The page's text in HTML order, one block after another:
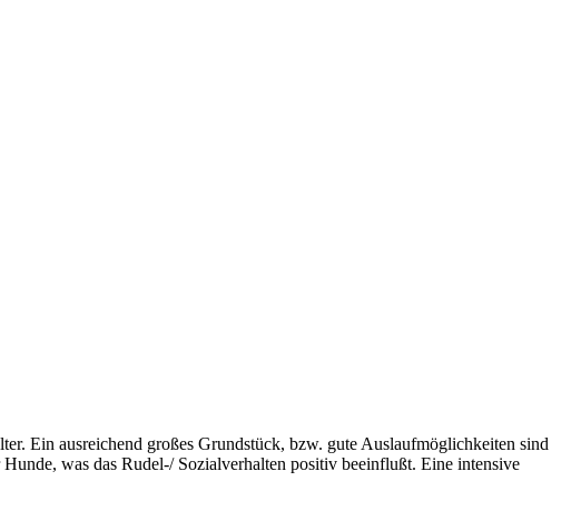
Ein ausreichend großes Grundstück, bzw. gute Auslaufmöglichkeiten sind
was das Rudel-/ Sozialverhalten positiv beeinflußt. Eine intensive